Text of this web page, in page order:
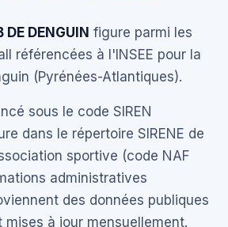
DENGUIN figure parmi les
référencées à l'INSEE pour la
(Pyrénées-Atlantiques).
sous le code SIREN
dans le répertoire SIRENE de
sportive (code NAF
administratives
des données publiques
mises à jour mensuellement.